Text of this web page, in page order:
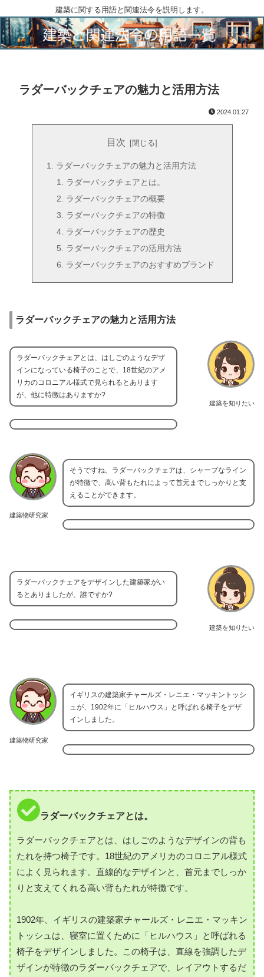
建築に関する用語と関連法令を説明します。
ラダーバックチェアの魅力と活用方法
2024.01.27
目次
ラダーバックチェアの魅力と活用方法
ラダーバックチェアとは。
ラダーバックチェアの概要
ラダーバックチェアの特徴
ラダーバックチェアの歴史
ラダーバックチェアの活用方法
ラダーバックチェアのおすすめブランド
ラダーバックチェアの魅力と活用方法
建築を知りたい
ラダーバックチェアとは、はしごのようなデザ
インになっている椅子のことで、18世紀のアメ
リカのコロニアル様式で見られるとあります
が、他に特徴はありますか?
建築物研究家
そうですね。ラダーバックチェアは、シャープなライン
が特徴で、高い背もたれによって首元までしっかりと支
えることができます。
建築を知りたい
ラダーバックチェアをデザインした建築家がい
るとありましたが、誰ですか?
建築物研究家
イギリスの建築家チャールズ・レニエ・マッキントッシ
ュが、1902年に「ヒルハウス」と呼ばれる椅子をデザ
インしました。
ラダーバックチェアとは。
ラダーバックチェアとは、はしごのようなデザインの背も
たれを持つ椅子です。18世紀のアメリカのコロニアル様式
によく見られます。直線的なデザインと、首元までしっか
りと支えてくれる高い背もたれが特徴です。
1902年、イギリスの建築家チャールズ・レニエ・マッキン
トッシュは、寝室に置くために「ヒルハウス」と呼ばれる
椅子をデザインしました。この椅子は、直線を強調したデ
ザインが特徴のラダーバックチェアで、レイアウトするだ